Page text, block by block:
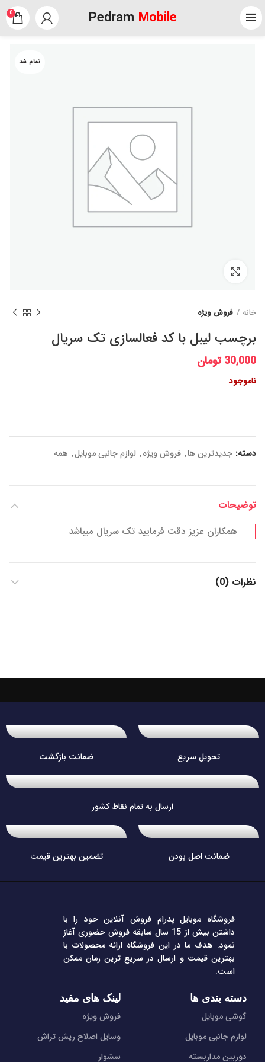
Pedram Mobile
0
تمام شد
خانه فروش ویژه
برچسب لیبل با کد فعالسازی تک سریال
30,000 تومان
ناموجود
دسته: جدیدترین ها, فروش ویژه, لوازم جانبی موبایل, همه
توضیحات
همکاران عزیز دقت فرمایید تک سریال میباشد
نظرات (0)
تحویل سریع ضمانت بازگشت
ارسال به تمام نقاط کشور
ضمانت اصل بودن تضمین بهترین قیمت
فروشگاه موبایل پدرام فروش آنلاین حود را با
داشتن بیش از 15 سال سابقه فروش حضوری آغاز
نمود. هدف ما در این فروشگاه ارائه محصولات با
بهترین قیمت و ارسال در سریع ترین زمان ممکن
است.
دسته بندی ها
گوشی موبایل
لوازم جانبی موبایل
دوربین مداربسته
لینک های مفید
فروش ویژه
وسایل اصلاح ریش تراش
سشوار